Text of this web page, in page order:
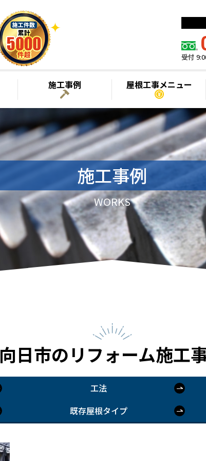
受付
施工事例 屋根工事メニュー
施工事例
WORKS
向日市のリフォーム施工
工法
既存屋根タイプ